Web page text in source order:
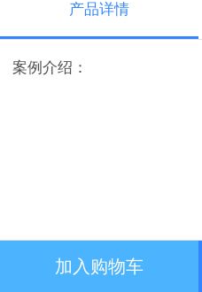
产品详情
案例介绍：
加入购物车